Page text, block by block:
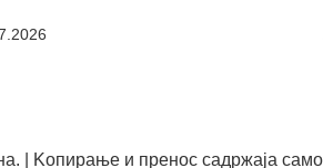
| Kопирање и пренос садржаја